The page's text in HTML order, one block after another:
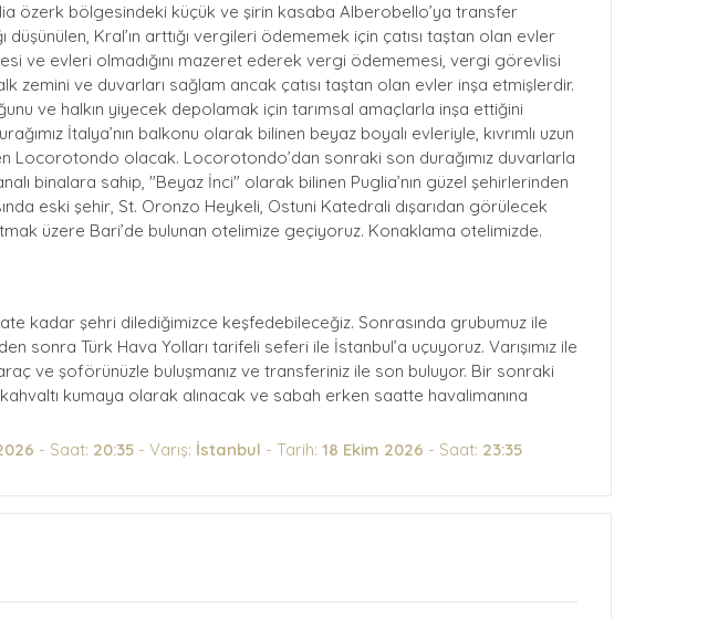
özerk bölgesindeki küçük ve şirin kasaba Alberobello’ya transfer
Kral’ın arttığı vergileri ödememek için çatısı taştan olan evler
ve evleri olmadığını mazeret ederek vergi ödememesi, vergi görevlisi
zemini ve duvarları sağlam ancak çatısı taştan olan evler inşa etmişlerdir.
ve halkın yiyecek depolamak için tarımsal amaçlarla inşa ettiğini
İtalya’nın balkonu olarak bilinen beyaz boyalı evleriyle, kıvrımlı uzun
olacak. Locorotondo’dan sonraki son durağımız duvarlarla
binalara sahip, "Beyaz İnci" olarak bilinen Puglia’nın güzel şehirlerinden
eski şehir, St. Oronzo Heykeli, Ostuni Katedrali dışarıdan görülecek
üzere Bari’de bulunan otelimize geçiyoruz. Konaklama otelimizde.
kadar şehri dilediğimizce keşfedebileceğiz. Sonrasında grubumuz ile
sonra Türk Hava Yolları tarifeli seferi ile İstanbul’a uçuyoruz. Varışımız ile
ve şoförünüzle buluşmanız ve transferiniz ile son buluyor. Bir sonraki
kumaya olarak alınacak ve sabah erken saatte havalimanına
- Saat: 20:35 - Varış: İstanbul - Tarih: 18 Ekim 2026 - Saat: 23:35